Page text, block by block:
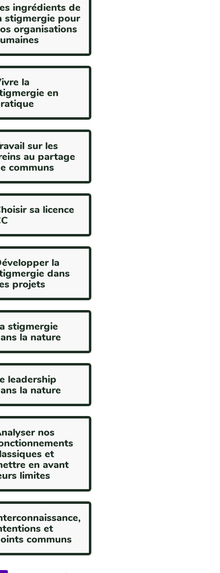
ingrédients de
stigmergie pour
organisations
la
en
sur les
au partage
communs
sa licence
la
dans
projets
stigmergie
la nature
leadership
la nature
nos
et
en avant
limites
et
communs